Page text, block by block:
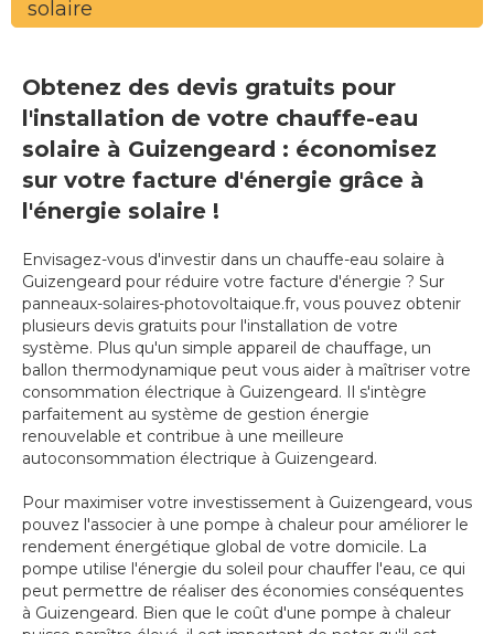
solaire
Obtenez des devis gratuits pour
l'installation de votre chauffe-eau
solaire à Guizengeard : économisez
sur votre facture d'énergie grâce à
l'énergie solaire !
Envisagez-vous d'investir dans un chauffe-eau solaire à
Guizengeard pour réduire votre facture d'énergie ? Sur
panneaux-solaires-photovoltaique.fr, vous pouvez obtenir
plusieurs devis gratuits pour l'installation de votre
système. Plus qu'un simple appareil de chauffage, un
ballon thermodynamique peut vous aider à maîtriser votre
consommation électrique à Guizengeard. Il s'intègre
parfaitement au système de gestion énergie
renouvelable et contribue à une meilleure
autoconsommation électrique à Guizengeard.
Pour maximiser votre investissement à Guizengeard, vous
pouvez l'associer à une pompe à chaleur pour améliorer le
rendement énergétique global de votre domicile. La
pompe utilise l'énergie du soleil pour chauffer l'eau, ce qui
peut permettre de réaliser des économies conséquentes
à Guizengeard. Bien que le coût d'une pompe à chaleur